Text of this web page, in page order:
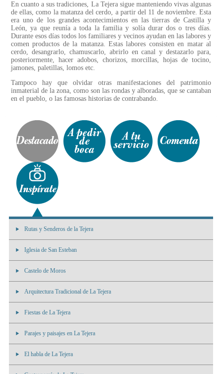
En cuanto a sus tradiciones, La Tejera sigue manteniendo vivas algunas
de ellas, como la matanza del cerdo, a partir del 11 de noviembre. Esta
era uno de los grandes acontecimientos en las tierras de Castilla y
León, ya que reunía a toda la familia y solía durar dos o tres días.
Durante esos días todos los familiares y vecinos ayudan en las labores y
comen productos de la matanza. Estas labores consisten en matar al
cerdo, desangrarlo, chamuscarlo, abrirlo en canal y destazarlo para,
posteriormente, hacer adobos, chorizos, morcillas, hojas de tocino,
jamones, paletillas, lomos etc.
Tampoco hay que olvidar otras manifestaciones del patrimonio
inmaterial de la zona, como son las rondas y alboradas, que se cantaban
en el pueblo, o las famosas historias de contrabando.
Rutas y Senderos de la Tejera
Iglesia de San Esteban
Castelo de Moros
Arquitectura Tradicional de La Tejera
Fiestas de La Tejera
Parajes y paisajes en La Tejera
El habla de La Tejera